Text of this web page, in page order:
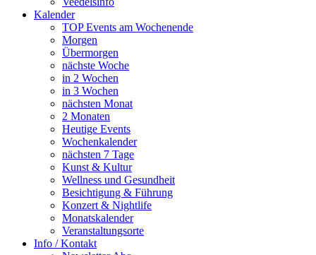
Kalender
TOP Events am Wochenende
Morgen
Übermorgen
nächste Woche
in 2 Wochen
in 3 Wochen
nächsten Monat
2 Monaten
Heutige Events
Wochenkalender
nächsten 7 Tage
Kunst & Kultur
Wellness und Gesundheit
Besichtigung & Führung
Konzert & Nightlife
Monatskalender
Veranstaltungsorte
Info / Kontakt
gegen Anwar R. ist ein
historisches Signal im
weltweiten Kampf gegen die
Straflosigkeit. Überlebende,
syrische Aktivist_innen und
Nichtregierungsorganisationen
haben erfolgreich darauf
hingewirkt, schwerste
Verbrechen unter der
Regierung von Bashar al-
Assad im Prozess
aufzuklären. Das Gericht in
Koblenz hat eindeutig und
formal die unmenschlichen
Haftbedingungen,
systematische Folter,
sexualisierte Gewalt und
Tötungen in Syrien
festgestellt. Amnesty
International erwartet, dass in